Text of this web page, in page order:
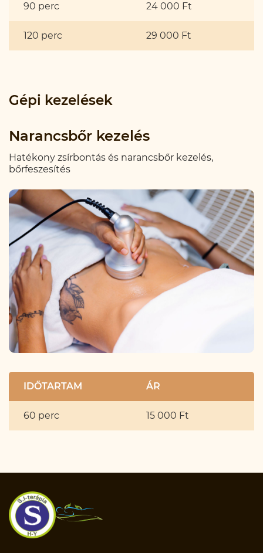
90 perc 24 000 Ft
120 perc 29 000 Ft
Gépi kezelések
Narancsbőr kezelés
Hatékony zsírbontás és narancsbőr kezelés,
bőrfeszesítés
IDŐTARTAM ÁR
60 perc 15 000 Ft